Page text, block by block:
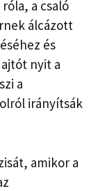
a csaló
álcázott
és
nyit a
a
irányítsák
amikor a